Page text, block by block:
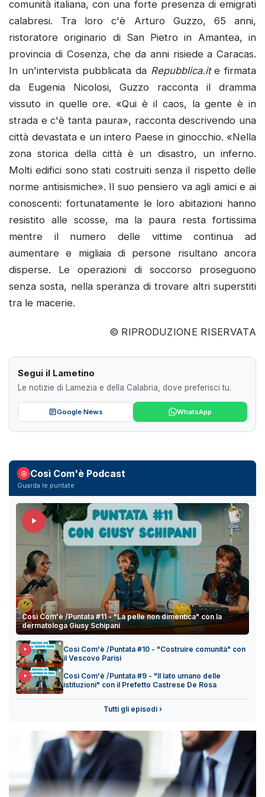
comunità italiana, con una forte presenza di emigrati
calabresi. Tra loro c'è Arturo Guzzo, 65 anni,
ristoratore originario di San Pietro in Amantea, in
provincia di Cosenza, che da anni risiede a Caracas.
In un'intervista pubblicata da Repubblica.ite firmata
da Eugenia Nicolosi, Guzzo racconta il dramma
vissuto in quelle ore. «Qui è il caos, la gente è in
strada e c'è tanta paura», racconta descrivendo una
città devastata e un intero Paese in ginocchio. «Nella
zona storica della città è un disastro, un inferno.
Molti edifici sono stati costruiti senza il rispetto delle
norme antisismiche». Il suo pensiero va agli amici e ai
conoscenti: fortunatamente le loro abitazioni hanno
resistito alle scosse, ma la paura resta fortissima
mentre il numero delle vittime continua ad
aumentare e migliaia di persone risultano ancora
disperse. Le operazioni di soccorso proseguono
senza sosta, nella speranza di trovare altri superstiti
tra le macerie.
© RIPRODUZIONE RISERVATA
Segui il Lametino
Le notizie di Lamezia e della Calabria, dove preferisci tu.
Google News WhatsApp
Così Com'è Podcast
Guarda le puntate
Così Com'è /Puntata #11 - "La pelle non dimentica" con la
dermatologa Giusy Schipani
Così Com'è /Puntata #10 - "Costruire comunità" con
il Vescovo Parisi
Così Com'è /Puntata #9 - "Il lato umano delle
istituzioni" con il Prefetto Castrese De Rosa
Tutti gli episodi ›